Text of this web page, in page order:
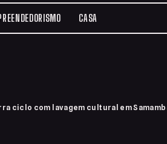
CASA
ciclo com lavagem cultural em